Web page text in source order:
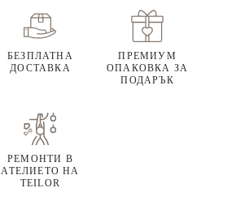
БЕЗПЛАТНА
ДОСТАВКА
ПРЕМИУМ
ОПАКОВКА ЗА
ПОДАРЪК
РЕМОНТИ В
АТЕЛИЕТО НА
TEILOR